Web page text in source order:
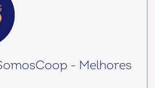
- Melhores